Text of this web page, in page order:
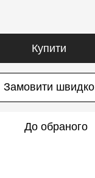
Купити
Замовити швидко
До обраного